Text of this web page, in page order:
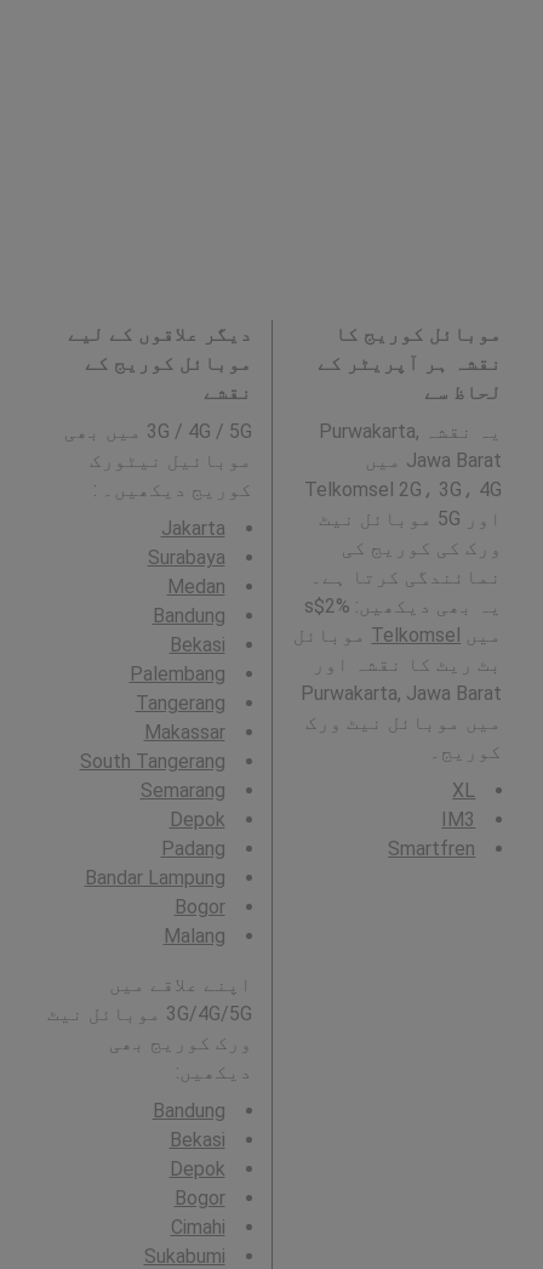
موبائل کوریج کا
نقشہ ہر آپریٹر کے
لحاظ سے
یہ نقشہ Purwakarta,
Jawa Barat میں
Telkomsel 2G، 3G، 4G
اور 5G موبائل نیٹ
ورک کی کوریج کی
نمائندگی کرتا ہے۔
یہ بھی دیکھیں: %2$s
میں Telkomsel موبائل
بٹ ریٹ کا نقشہ اور
Purwakarta, Jawa Barat
میں موبائل نیٹ ورک
کوریج۔
XL
IM3
Smartfren
دیگر علاقوں کے لیے
موبائل کوریج کے
نقشے
3G / 4G / 5G میں بھی
موبائیل نیٹورک
کوریج دیکھیں۔ :
Jakarta
Surabaya
Medan
Bandung
Bekasi
Palembang
Tangerang
Makassar
South Tangerang
Semarang
Depok
Padang
Bandar Lampung
Bogor
Malang
اپنے علاقے میں
3G/4G/5G موبائل نیٹ
ورک کوریج بھی
دیکھیں:
Bandung
Bekasi
Depok
Bogor
Cimahi
Sukabumi